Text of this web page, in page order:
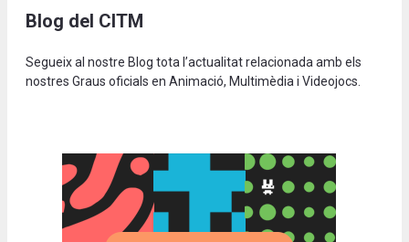
Blog del CITM
Segueix al nostre Blog tota l’actualitat relacionada amb els
nostres Graus oficials en Animació, Multimèdia i Videojocs.